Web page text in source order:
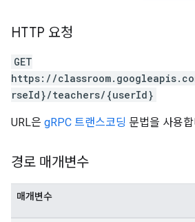
HTTP 요청
GET
https://
rseId}/teachers/{userId}
URL은 gRPC 트랜스코딩 문법을 사용
경로 매개변수
매개변수